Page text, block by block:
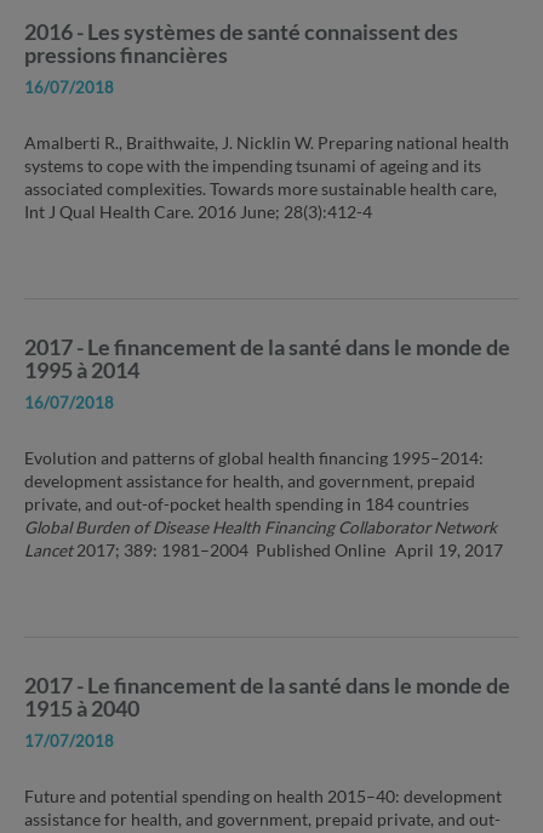
2016 - Les systèmes de santé connaissent des
pressions financières
16/07/2018
Amalberti R., Braithwaite, J. Nicklin W. Preparing national health
systems to cope with the impending tsunami of ageing and its
associated complexities. Towards more sustainable health care,
Int J Qual Health Care. 2016 June; 28(3):412-4
2017 - Le financement de la santé dans le monde de
1995 à 2014
16/07/2018
Evolution and patterns of global health financing 1995–2014:
development assistance for health, and government, prepaid
private, and out-of-pocket health spending in 184 countries
Global Burden of Disease Health Financing Collaborator Network
Lancet2017; 389: 1981–2004 Published Online April 19, 2017
2017 - Le financement de la santé dans le monde de
1915 à 2040
17/07/2018
Future and potential spending on health 2015–40: development
assistance for health, and government, prepaid private, and out-